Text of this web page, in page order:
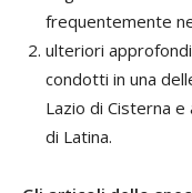
frequentemente
ulteriori
condotti in una
Lazio di Cisterna
di Latina.